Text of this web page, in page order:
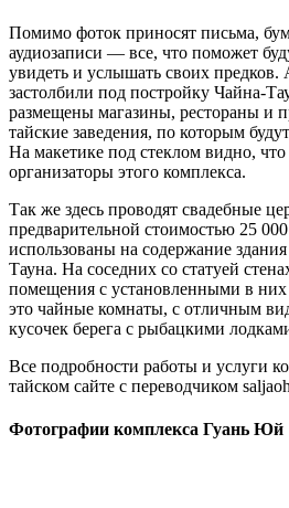
Помимо фоток приносят письма,
аудиозаписи — все, что поможет
увидеть и услышать своих предков.
застолбили под постройку Чайна-
размещены магазины, рестораны и
тайские заведения, по которым
На макетике под стеклом видно,
организаторы этого комплекса.
Так же здесь проводят свадебные
предварительной стоимостью 25
использованы на содержание
Тауна. На соседних со статуей
помещения с установленными в
это чайные комнаты, с отличным
кусочек берега с рыбацкими
Все подробности работы и услуги
тайском сайте с переводчиком
Фотографии комплекса Гуань Юй